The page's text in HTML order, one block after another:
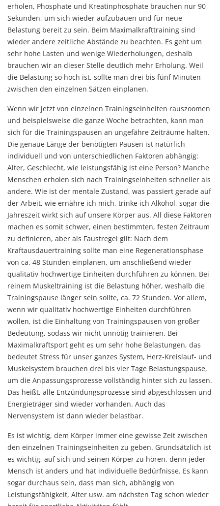
erholen, Phosphate und Kreatinphosphate brauchen nur 90
Sekunden, um sich wieder aufzubauen und für neue
Belastung bereit zu sein. Beim Maximalkrafttraining sind
wieder andere zeitliche Abstände zu beachten. Es geht um
sehr hohe Lasten und wenige Wiederholungen, deshalb
brauchen wir an dieser Stelle deutlich mehr Erholung. Weil
die Belastung so hoch ist, sollte man drei bis fünf Minuten
zwischen den einzelnen Sätzen einplanen.
Wenn wir jetzt von einzelnen Trainingseinheiten rauszoomen
und beispielsweise die ganze Woche betrachten, kann man
sich für die Trainingspausen an ungefähre Zeiträume halten.
Die genaue Länge der benötigten Pausen ist natürlich
individuell und von unterschiedlichen Faktoren abhängig:
Alter, Geschlecht, wie leistungsfähig ist eine Person? Manche
Menschen erholen sich nach Trainingseinheiten schneller als
andere. Wie ist der mentale Zustand, was passiert gerade auf
der Arbeit, wie ernähre ich mich, trinke ich Alkohol, sogar die
Jahreszeit wirkt sich auf unsere Körper aus. All diese Faktoren
machen es somit schwer, einen bestimmten, festen Zeitraum
zu definieren, aber als Faustregel gilt: Nach dem
Kraftausdauertraining sollte man eine Regenerationsphase
von ca. 48 Stunden einplanen, um anschließend wieder
qualitativ hochwertige Einheiten durchführen zu können. Bei
reinem Muskeltraining ist die Belastung höher, weshalb die
Trainingspause länger sein sollte, ca. 72 Stunden. Vor allem,
wenn wir qualitativ hochwertige Einheiten durchführen
wollen, ist die Einhaltung von Trainingspausen von großer
Bedeutung, sodass wir nicht unnötig trainieren. Bei
Maximalkraftsport geht es um sehr hohe Belastungen, das
bedeutet Stress für unser ganzes System, Herz-Kreislauf- und
Muskelsystem brauchen drei bis vier Tage Belastungspause,
um die Anpassungsprozesse vollständig hinter sich zu lassen.
Das heißt, alle Entzündungsprozesse sind abgeschlossen und
Energieträger sind wieder vorhanden. Auch das
Nervensystem ist dann wieder belastbar.
Es ist wichtig, dem Körper immer eine gewisse Zeit zwischen
den einzelnen Trainingseinheiten zu geben. Grundsätzlich ist
es wichtig, auf sich und seinen Körper zu hören, denn jeder
Mensch ist anders und hat individuelle Bedürfnisse. Es kann
sogar durchaus sein, dass man sich, abhängig von
Leistungsfähigkeit, Alter usw. am nächsten Tag schon wieder